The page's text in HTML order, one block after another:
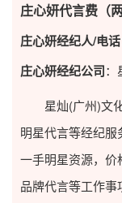
庄心妍代言费（两
庄心妍经纪人/电话
庄心妍经纪公司：
星灿(广州)文化
明星代言等经纪服
一手明星资源，价
品牌代言等工作